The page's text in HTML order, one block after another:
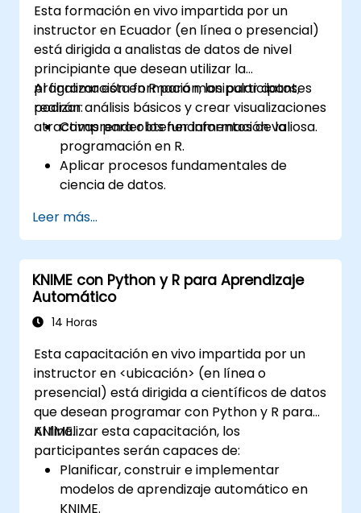
Esta formación en vivo impartida por un
instructor en Ecuador (en línea o presencial)
está dirigida a analistas de datos de nivel
principiante que desean utilizar la
programación en R para manipular datos,
realizar análisis básicos y crear visualizaciones
atractivas para obtener información valiosa.
Al finalizar esta formación, los participantes
podrán:
Comprender los fundamentos de la
programación en R.
Aplicar procesos fundamentales de
ciencia de datos.
datos.
Leer más...
KNIME con Python y R para Aprendizaje
Automático
14 Horas
Esta capacitación en vivo impartida por un
instructor en <ubicación> (en línea o
presencial) está dirigida a científicos de datos
que desean programar con Python y R para
KNIME.
Al finalizar esta capacitación, los
participantes serán capaces de:
Planificar, construir e implementar
modelos de aprendizaje automático en
KNIME.